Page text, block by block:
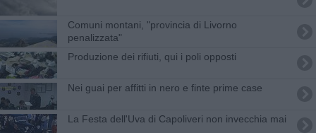
Comuni montani, "provincia di Livorno
penalizzata"
Produzione dei rifiuti, qui i poli opposti
Nei guai per affitti in nero e finte prime case
La Festa dell'Uva di Capoliveri non invecchia mai